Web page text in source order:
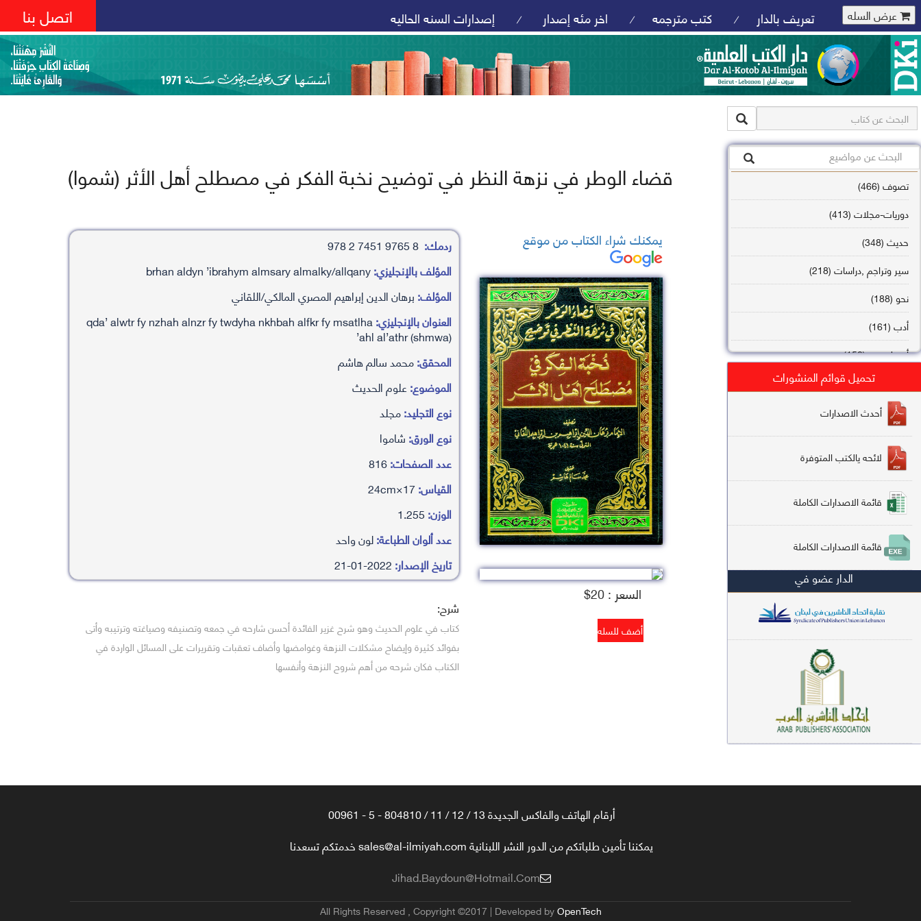
عرض السله تعريف بالدار / كتب مترجمه / اخر مئه إصدار / إصدارات السنه الحاليه اتصل بنا
تصوف (466)
دوريات-مجلات (413)
حديث (348)
سير وتراجم ,دراسات (218)
نحو (188)
أدب (161)
أصول فقه (158)
تاريخ (138)
فقه شافعي (132)
فقه حنفي (113)
فقه مالكي (112)
تفسير قرآن (106)
علم كلام (96)
أخلاق وتصوف (91)
سير وتراجم (90)
معاجم لغوية (89)
سيرة نبوية وتصوف (81)
دراسات إسلامية (75)
شعر (72)
تحميل قوائم المنشورات
أحدث الاصدارات
لائحه يالكتب المتوفرة
قائمة الاصدارات الكاملة
قائمة الاصدارات الكاملة
الدار عضو في
قضاء الوطر في نزهة النظر في توضيح نخبة الفكر في مصطلح أهل الأثر (شموا)
يمكنك شراء الكتاب من موقع
السعر : 20$
ردمك: 8 9765 7451 2 978
المؤلف بالإنجليزي:brhan aldyn ’ibrahym almsary almalky/allqany
المؤلف:برهان الدين إبراهيم المصري المالكي/اللقاني
العنوان بالإنجليزي:qda’ alwtr fy nzhah alnzr fy twdyha nkhbah alfkr fy msatlha
’ahl al’athr (shmwa)
المحقق:محمد سالم هاشم
الموضوع:علوم الحديث
نوع التجليد:مجلد
نوع الورق:شاموا
عدد الصفحات:816
القياس:17×24cm
الوزن:
عدد ألوان الطباعة:لون واحد
تاريخ الإصدار:
شرح:
كتاب في علوم الحديث وهو شرح غزير الفائدة أحسن شارحه في جمعه وتصنيفه وصياغته وترتيبه وأتى
بفوائد كثيرة وإيضاح مشكلات النزهة وغوامضها وأضاف تعقبات وتقريرات على المسائل الواردة في
الكتاب فكان شرحه من أهم شروح النزهة وأنفسها
أرقام الهاتف والفاكس الجديدة 13 / 12 / 11 / 804810 - 5 - 00961
يمكننا تأمين طلباتكم من الدور النشر اللبنانية sales@al-ilmiyah.com خدمتكم تسعدنا
Jihad.baydoun@hotmail.com
All Rights Reserved , Copyright ©2017 | Developed byOpenTech